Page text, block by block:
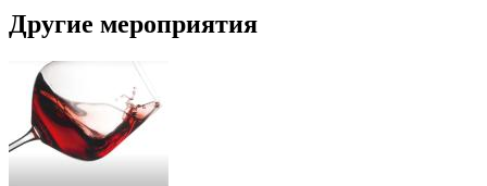
Другие мероприятия